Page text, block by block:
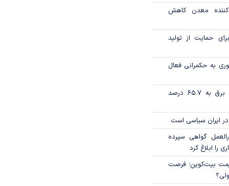
معدن کاهش
حمایت از تولید
به حکمرانی فعال
تورم فصلی بخش برق به ۶۵.۷ درصد
ایران سیاسی است
گواهی سپرده
را ابلاغ کرد
قیمت بیت‌کوین؛ فرصت